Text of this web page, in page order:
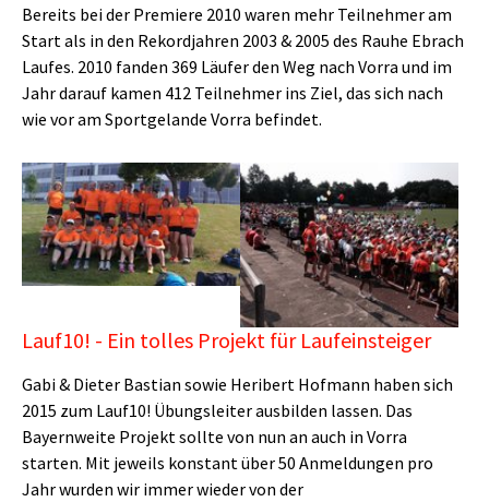
Bereits bei der Premiere 2010 waren mehr Teilnehmer am
Start als in den Rekordjahren 2003 & 2005 des Rauhe Ebrach
Laufes. 2010 fanden 369 Läufer den Weg nach Vorra und im
Jahr darauf kamen 412 Teilnehmer ins Ziel, das sich nach
wie vor am Sportgelande Vorra befindet.
Show larger version Show larger version
Lauf10! - Ein tolles Projekt für Laufeinsteiger
Gabi & Dieter Bastian sowie Heribert Hofmann haben sich
2015 zum Lauf10! Übungsleiter ausbilden lassen. Das
Bayernweite Projekt sollte von nun an auch in Vorra
starten. Mit jeweils konstant über 50 Anmeldungen pro
Jahr wurden wir immer wieder von der